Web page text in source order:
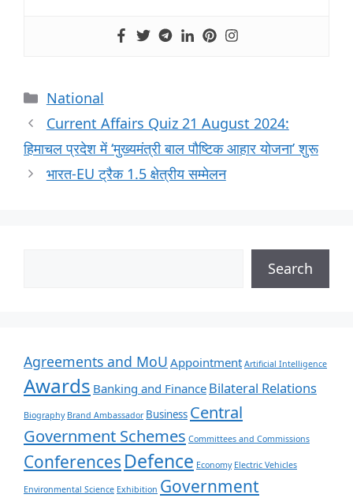
National
Current Affairs Quiz 21 August 2024:
हिमाचल प्रदेश में ‘मुख्यमंत्री बाल पौष्टिक आहार योजना’ शुरू
भारत-EU ट्रैक 1.5 क्षेत्रीय सम्मेलन
Search
Agreements and MoU Appointment Artificial Intelligence
Awards Banking and Finance Bilateral Relations
Biography Brand Ambassador Business Central
Government Schemes Committees and Commissions
Conferences Defence Economy Electric Vehicles
Environmental Science Exhibition Government